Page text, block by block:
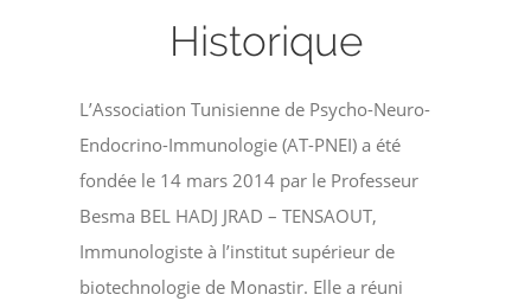
Historique
L’Association Tunisienne de Psycho-Neuro-
Endocrino-Immunologie (AT-PNEI) a été
fondée le 14 mars 2014 par le Professeur
Besma BEL HADJ JRAD – TENSAOUT,
Immunologiste à l’institut supérieur de
biotechnologie de Monastir. Elle a réuni